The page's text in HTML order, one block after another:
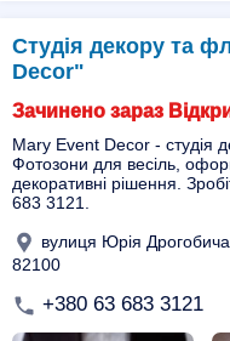
Студія декору та
Decor"
Зачинено зараз
Mary Event Decor - студія
Фотозони для весіль,
декоративні рішення.
683 3121.
вулиця Юрія
82100
+380 63 683 3121